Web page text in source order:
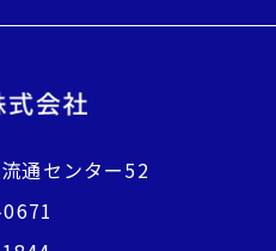
通センター52